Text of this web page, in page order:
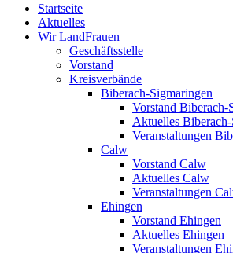
Startseite
Aktuelles
Wir LandFrauen
Geschäftsstelle
Vorstand
Kreisverbände
Biberach-Sigmaringen
Vorstand Biberach-
Aktuelles
Veranstaltungen
Calw
Vorstand Calw
Aktuelles Calw
Veranstaltungen
Ehingen
Vorstand Ehingen
Aktuelles Ehingen
Veranstaltungen